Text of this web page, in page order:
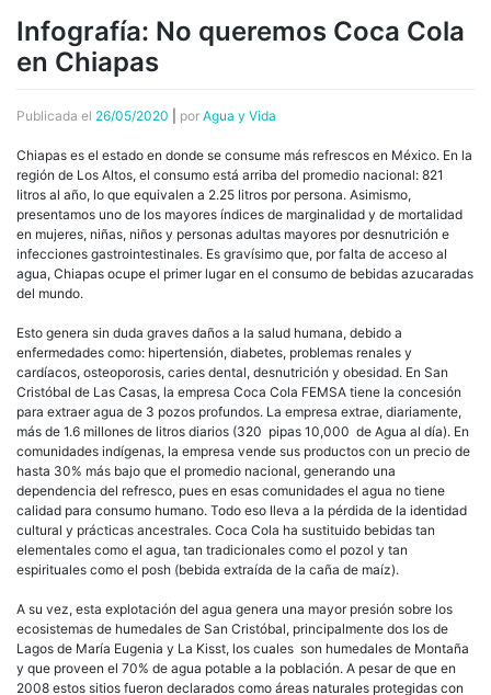
Infografía: No queremos Coca Cola
en Chiapas
Publicada el 26/05/2020 por Agua y Vida
Chiapas es el estado en donde se consume más refrescos en México. En la
región de Los Altos, el consumo está arriba del promedio nacional: 821
litros al año, lo que equivalen a 2.25 litros por persona. Asimismo,
presentamos uno de los mayores índices de marginalidad y de mortalidad
en mujeres, niñas, niños y personas adultas mayores por desnutrición e
infecciones gastrointestinales. Es gravísimo que, por falta de acceso al
agua, Chiapas ocupe el primer lugar en el consumo de bebidas azucaradas
del mundo.
Esto genera sin duda graves daños a la salud humana, debido a
enfermedades como: hipertensión, diabetes, problemas renales y
cardíacos, osteoporosis, caries dental, desnutrición y obesidad. En San
Cristóbal de Las Casas, la empresa Coca Cola FEMSA tiene la concesión
para extraer agua de 3 pozos profundos. La empresa extrae, diariamente,
más de 1.6 millones de litros diarios (320 pipas 10,000 de Agua al día). En
comunidades indígenas, la empresa vende sus productos con un precio de
hasta 30% más bajo que el promedio nacional, generando una
dependencia del refresco, pues en esas comunidades el agua no tiene
calidad para consumo humano. Todo eso lleva a la pérdida de la identidad
cultural y prácticas ancestrales. Coca Cola ha sustituido bebidas tan
elementales como el agua, tan tradicionales como el pozol y tan
espirituales como el posh (bebida extraída de la caña de maíz).
A su vez, esta explotación del agua genera una mayor presión sobre los
ecosistemas de humedales de San Cristóbal, principalmente dos los de
Lagos de María Eugenia y La Kisst, los cuales son humedales de Montaña
y que proveen el 70% de agua potable a la población. A pesar de que en
2008 estos sitios fueron declarados como áreas naturales protegidas con